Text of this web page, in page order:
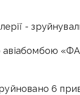
-
авіабомбою
6